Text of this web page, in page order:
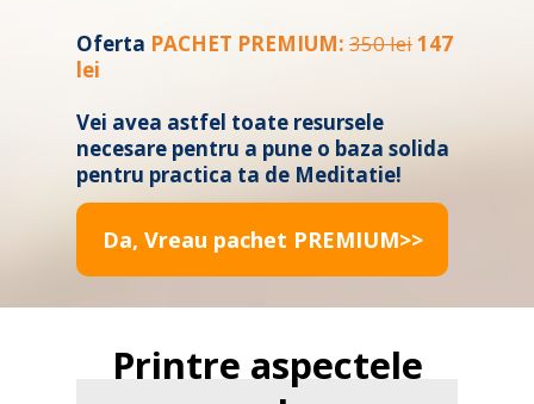
Oferta PACHET PREMIUM: 350 lei147
lei
Vei avea astfel toate resursele
necesare pentru a pune o baza solida
pentru practica ta de Meditatie!
Da, Vreau pachet PREMIUM>>
Printre aspectele